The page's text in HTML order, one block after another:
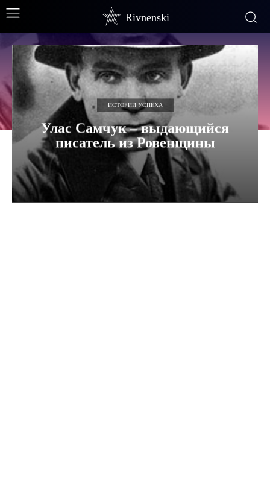
Rivnenski
ИСТОРИИ УСПЕХА
Улас Самчук – выдающийся
писатель из Ровенщины